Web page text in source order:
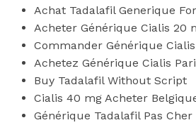
Achat Tadalafil Generique
Acheter Générique Cialis 20
Commander Générique
Achetez Générique Cialis
Buy Tadalafil Without Script
Cialis 40 mg Acheter
Générique Tadalafil Pas Cher